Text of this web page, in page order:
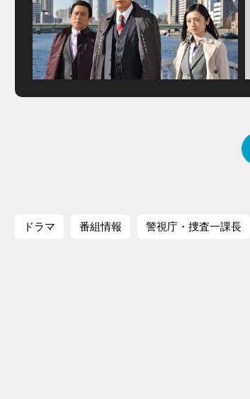
ドラマ 番組情報 警視庁・捜査一課長